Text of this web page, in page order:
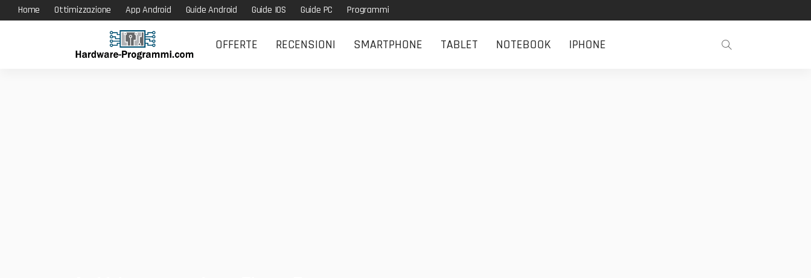
Home Ottimizzazione App Android Guide Android Guide IOS Guide PC Programmi
OFFERTE RECENSIONI SMARTPHONE TABLET NOTEBOOK IPHONE